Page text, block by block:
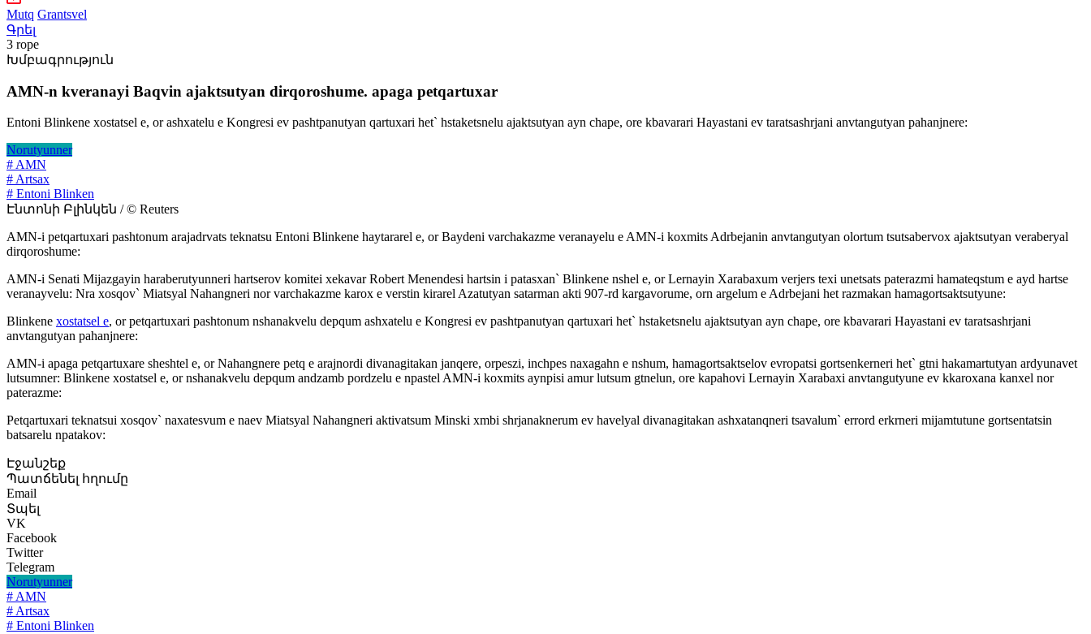
Mutq Grantsvel
Գրել
3 rope
Խմբագրություն
AMN-n kveranayi Baqvin ajaktsutyan dirqoroshume. apaga petqartuxar
Entoni Blinkene xostatsel e, or ashxatelu e Kongresi ev pashtpanutyan qartuxari het` hstaketsnelu ajaktsutyan ayn chape, ore kbavarari Hayastani ev taratsashrjani anvtangutyan pahanjnere:
Norutyunner
# AMN
# Artsax
# Entoni Blinken
Էնտոնի Բլինկեն / © Reuters
AMN-i petqartuxari pashtonum arajadrvats teknatsu Entoni Blinkene haytararel e, or Baydeni varchakazme veranayelu e AMN-i koxmits Adrbejanin anvtangutyan olortum tsutsabervox ajaktsutyan veraberyal
dirqoroshume:
AMN-i Senati Mijazgayin haraberutyunneri hartserov komitei xekavar Robert Menendesi hartsin i patasxan` Blinkene nshel e, or Lernayin Xarabaxum verjers texi unetsats paterazmi hamateqstum e ayd hartse
veranayvelu: Nra xosqov` Miatsyal Nahangneri nor varchakazme karox e verstin kirarel Azatutyan satarman akti 907-rd kargavorume, orn argelum e Adrbejani het razmakan hamagortsaktsutyune:
Blinkene xostatsel e, or petqartuxari pashtonum nshanakvelu depqum ashxatelu e Kongresi ev pashtpanutyan qartuxari het` hstaketsnelu ajaktsutyan ayn chape, ore kbavarari Hayastani ev taratsashrjani
anvtangutyan pahanjnere:
AMN-i apaga petqartuxare sheshtel e, or Nahangnere petq e arajnordi divanagitakan janqere, orpeszi, inchpes naxagahn e nshum, hamagortsaktselov evropatsi gortsenkerneri het` gtni hakamartutyan ardyunavet
lutsumner: Blinkene xostatsel e, or nshanakvelu depqum andzamb pordzelu e npastel AMN-i koxmits aynpisi amur lutsum gtnelun, ore kapahovi Lernayin Xarabaxi anvtangutyune ev kkaroxana kanxel nor
paterazme:
Petqartuxari teknatsui xosqov` naxatesvum e naev Miatsyal Nahangneri aktivatsum Minski xmbi shrjanaknerum ev havelyal divanagitakan ashxatanqneri tsavalum` errord erkrneri mijamtutune gortsentatsin
batsarelu npatakov:
Էջանշեք
Պատճենել հղումը
Email
Տպել
VK
Facebook
Twitter
Telegram
Norutyunner
# AMN
# Artsax
# Entoni Blinken